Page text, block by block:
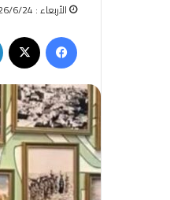
الأربعاء : 2026/6/24
فيسبوك